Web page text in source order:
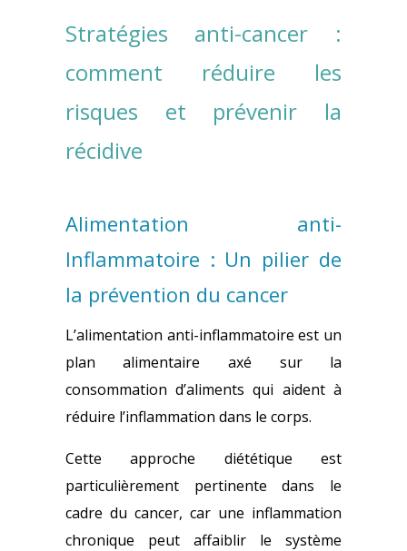
Stratégies anti-cancer :
comment réduire les
risques et prévenir la
récidive
Alimentation anti-
Inflammatoire : Un pilier de
la prévention du cancer
L’alimentation anti-inflammatoire est un
plan alimentaire axé sur la
consommation d’aliments qui aident à
réduire l’inflammation dans le corps.
Cette approche diététique est
particulièrement pertinente dans le
cadre du cancer, car une inflammation
chronique peut affaiblir le système